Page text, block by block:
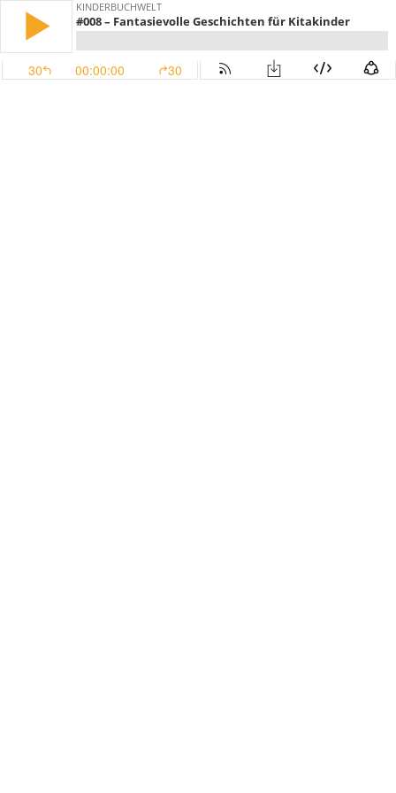
KINDERBUCHWELT
#008 – Fantasievolle Geschichten für Kitakinder
30 00:00:00 30